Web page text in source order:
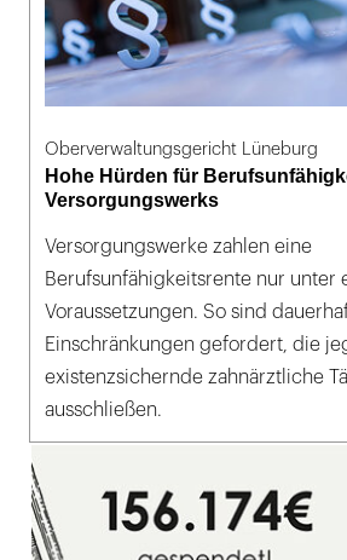
Oberverwaltungsgericht Lüneburg
Hohe Hürden für
Versorgungswerks
Versorgungswerke zahlen eine
Berufsunfähigkeitsrente nur unter
Voraussetzungen. So sind
Einschränkungen gefordert, die
existenzsichernde zahnärztliche
ausschließen.